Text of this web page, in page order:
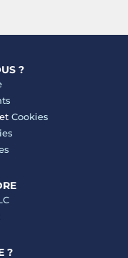
?
et Cookies
?